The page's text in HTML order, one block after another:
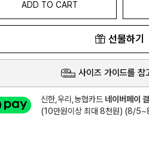
ADD TO CART
선물하기
사이즈 가이드를 참
신한,우리,농협카드 네이버페이
(10만원이상 최대 8천원) (8/